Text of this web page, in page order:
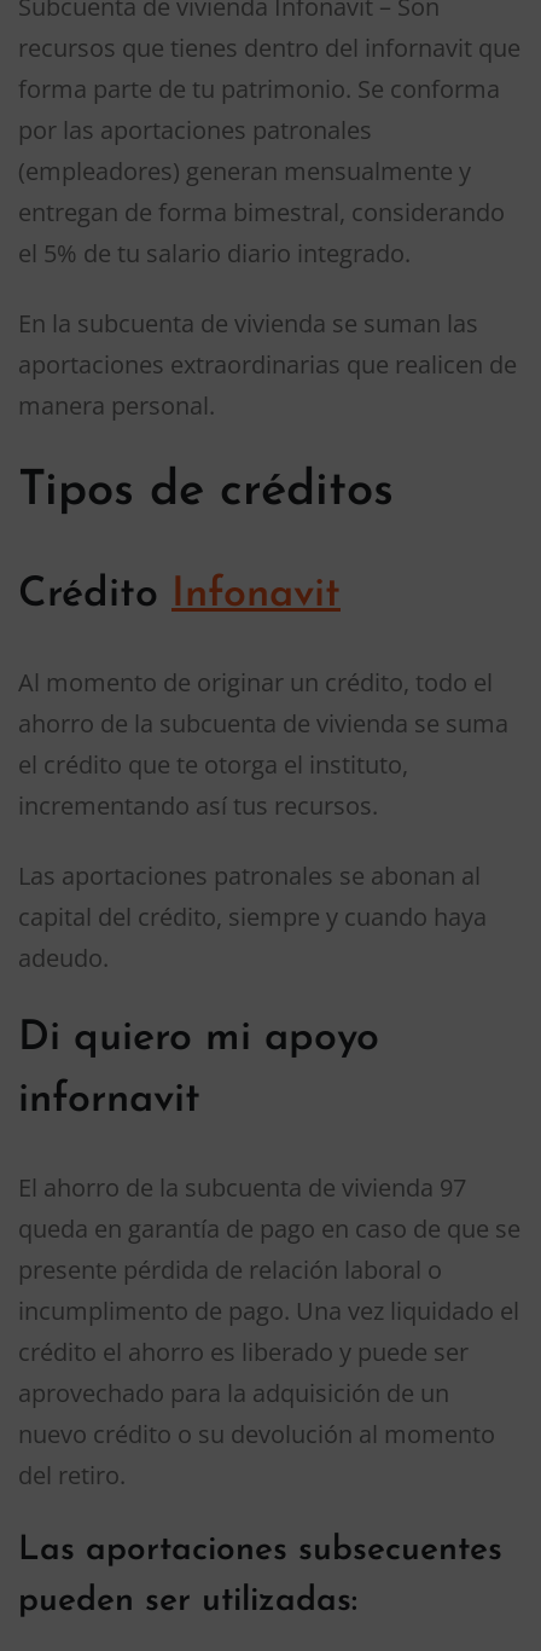
recursos que tienes dentro del infornavit que
forma parte de tu patrimonio. Se conforma
por las aportaciones patronales
(empleadores) generan mensualmente y
entregan de forma bimestral, considerando
el 5% de tu salario diario integrado.
En la subcuenta de vivienda se suman las
aportaciones extraordinarias que realicen de
manera personal.
Tipos de créditos
Crédito Infonavit
Al momento de originar un crédito, todo el
ahorro de la subcuenta de vivienda se suma
el crédito que te otorga el instituto,
incrementando así tus recursos.
Las aportaciones patronales se abonan al
capital del crédito, siempre y cuando haya
adeudo.
Di quiero mi apoyo
infornavit
El ahorro de la subcuenta de vivienda 97
queda en garantía de pago en caso de que se
presente pérdida de relación laboral o
incumplimento de pago. Una vez liquidado el
crédito el ahorro es liberado y puede ser
aprovechado para la adquisición de un
nuevo crédito o su devolución al momento
del retiro.
Las aportaciones subsecuentes
pueden ser utilizadas: